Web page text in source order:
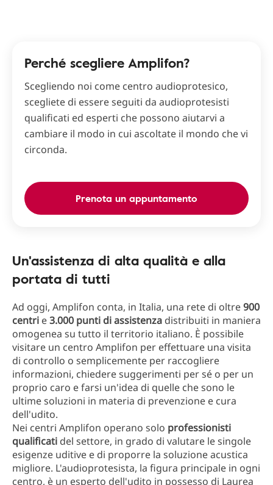
Perché scegliere Amplifon?
Scegliendo noi come centro audioprotesico,
scegliete di essere seguiti da audioprotesisti
qualificati ed esperti che possono aiutarvi a
cambiare il modo in cui ascoltate il mondo che vi
circonda.
Prenota un appuntamento
Un'assistenza di alta qualità e alla
portata di tutti
Ad oggi, Amplifon conta, in Italia, una rete di oltre900
centri e3.000 punti di assistenza distribuiti in maniera
omogenea su tutto il territorio italiano. È possibile
visitare un centro Amplifon per effettuare una visita
di controllo o semplicemente per raccogliere
informazioni, chiedere suggerimenti per sé o per un
proprio caro e farsi un'idea di quelle che sono le
ultime soluzioni in materia di prevenzione e cura
dell'udito.
Nei centri Amplifon operano solo professionisti
qualificati del settore, in grado di valutare le singole
esigenze uditive e di proporre la soluzione acustica
migliore. L'audioprotesista, la figura principale in ogni
centro, è un esperto dell'udito in possesso di Laurea